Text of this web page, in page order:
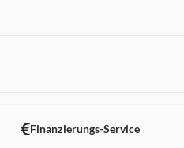
Finanzierungs-Service